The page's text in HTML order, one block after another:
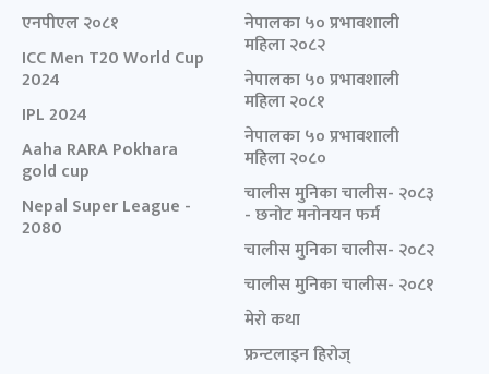
एनपीएल २०८१
ICC Men T20 World Cup
2024
IPL 2024
Aaha RARA Pokhara
gold cup
Nepal Super League -
2080
नेपालका ५० प्रभावशाली
महिला २०८२
नेपालका ५० प्रभावशाली
महिला २०८१
नेपालका ५० प्रभावशाली
महिला २०८०
चालीस मुनिका चालीस- २०८३
- छनोट मनोनयन फर्म
चालीस मुनिका चालीस- २०८२
चालीस मुनिका चालीस- २०८१
मेरो कथा
फ्रन्टलाइन हिरोज्